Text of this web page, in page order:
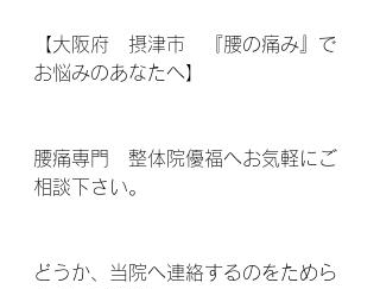
【大阪府　摂津市　『腰の痛み』で
お悩みのあなたへ】
腰痛専門　整体院優福へお気軽にご
相談下さい。
どうか、当院へ連絡するのをためら